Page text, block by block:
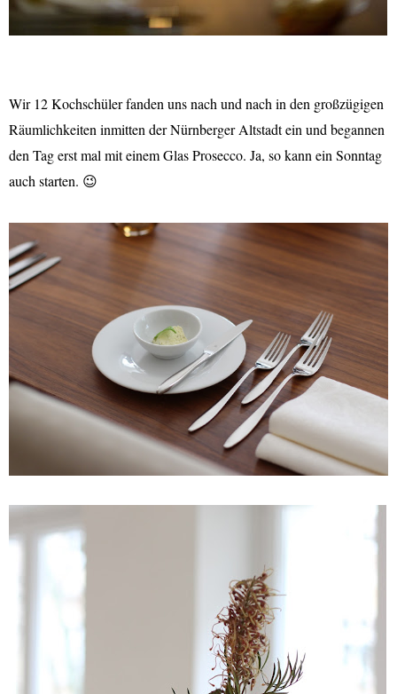
Wir 12 Kochschüler fanden uns nach und nach in den großzügigen
Räumlichkeiten inmitten der Nürnberger Altstadt ein und begannen
den Tag erst mal mit einem Glas Prosecco. Ja, so kann ein Sonntag
auch starten. 😉